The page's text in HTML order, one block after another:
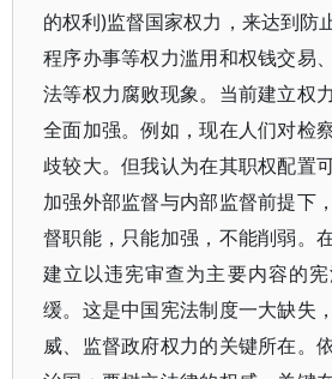
的权利)监督国家权力，来达到防
程序办事等权力滥用和权钱交易
法等权力腐败现象。当前建立权
全面加强。例如，现在人们对检
歧较大。但我认为在其职权配置
加强外部监督与内部监督前提下
督职能，只能加强，不能削弱。
建立以违宪审查为主要内容的
缓。这是中国宪法制度一大缺失
威、监督政府权力的关键所在。